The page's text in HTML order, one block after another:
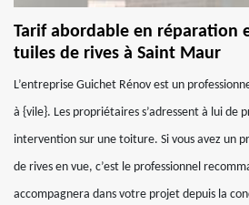
Tarif abordable en réparation
tuiles de rives à Saint Maur
L’entreprise Guichet Rénov est un
à {vile}. Les propriétaires s’adressent à lui de
intervention sur une toiture. Si vous avez un
de rives en vue, c’est le professionnel
accompagnera dans votre projet depuis la